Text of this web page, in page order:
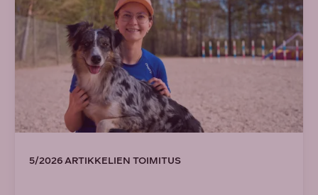
5/2026 ARTIKKELIEN TOIMITUS